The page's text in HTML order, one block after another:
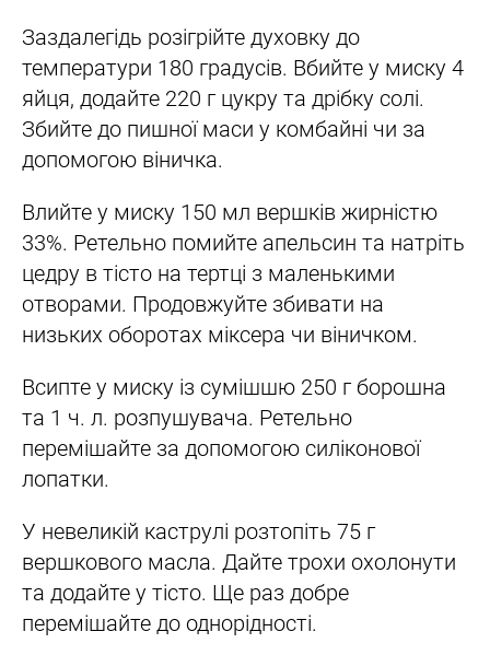
Заздалегідь розігрійте духовку до
температури 180 градусів. Вбийте у миску 4
яйця, додайте 220 г цукру та дрібку солі.
Збийте до пишної маси у комбайні чи за
допомогою віничка.
Влийте у миску 150 мл вершків жирністю
33%. Ретельно помийте апельсин та натріть
цедру в тісто на тертці з маленькими
отворами. Продовжуйте збивати на
низьких оборотах міксера чи віничком.
Всипте у миску із сумішшю 250 г борошна
та 1 ч. л. розпушувача. Ретельно
перемішайте за допомогою силіконової
лопатки.
У невеликій каструлі розтопіть 75 г
вершкового масла. Дайте трохи охолонути
та додайте у тісто. Ще раз добре
перемішайте до однорідності.